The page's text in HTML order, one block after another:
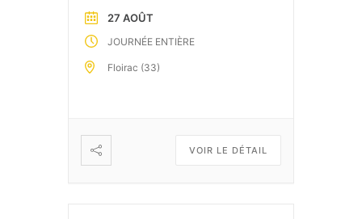
27 AOÛT
JOURNÉE ENTIÈRE
Floirac (33)
VOIR LE DÉTAIL